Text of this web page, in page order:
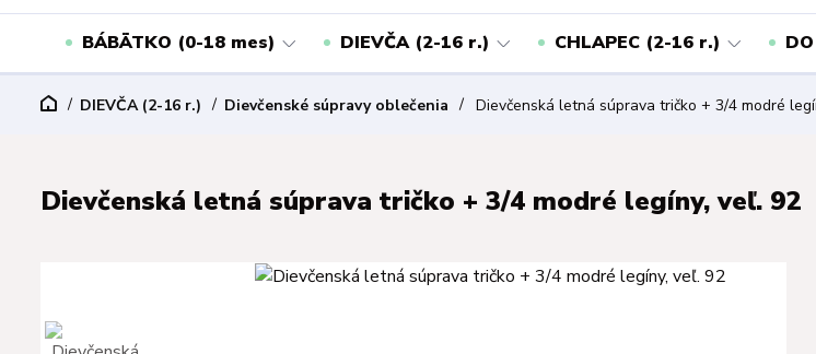
BÁBÄTKO (0-18 mes) DIEVČA (2-16 r.) CHLAPEC (2-16 r.)
DIEVČA (2-16 r.) Dievčenské súpravy oblečenia Dievčenská letná súprava tričko + 3/4 modré
Dievčenská letná súprava tričko + 3/4 modré legíny, veľ. 92